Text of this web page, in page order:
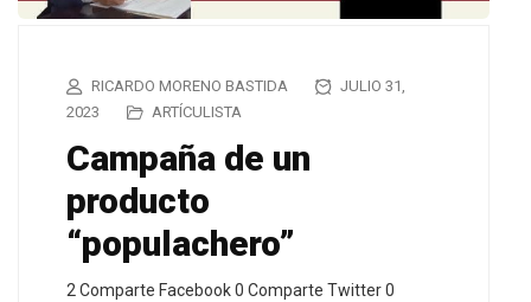
RICARDO MORENO BASTIDA
JULIO 31,
2023
ARTÍCULISTA
Campaña de un
producto
“populachero”
2 Comparte Facebook 0 Comparte Twitter 0